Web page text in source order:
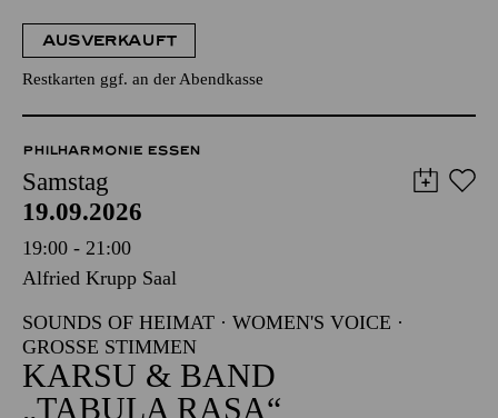
AUSVERKAUFT
Restkarten ggf. an der Abendkasse
PHILHARMONIE ESSEN
Samstag
19.09.2026
19:00 - 21:00
Alfried Krupp Saal
SOUNDS OF HEIMAT · WOMEN'S VOICE ·
GROSSE STIMMEN
KARSU & BAND
„TABULA RASA“